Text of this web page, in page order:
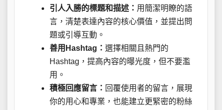
引人入勝的標題和描述： 用簡潔明瞭的語
言，清楚表達內容的核心價值，並提出問
題或引導互動。
善用Hashtag： 選擇相關且熱門的
Hashtag，提高內容的曝光度，但不要濫
用。
積極回應留言： 回覆使用者的留言，展現
你的用心和專業，也能建立更緊密的粉絲